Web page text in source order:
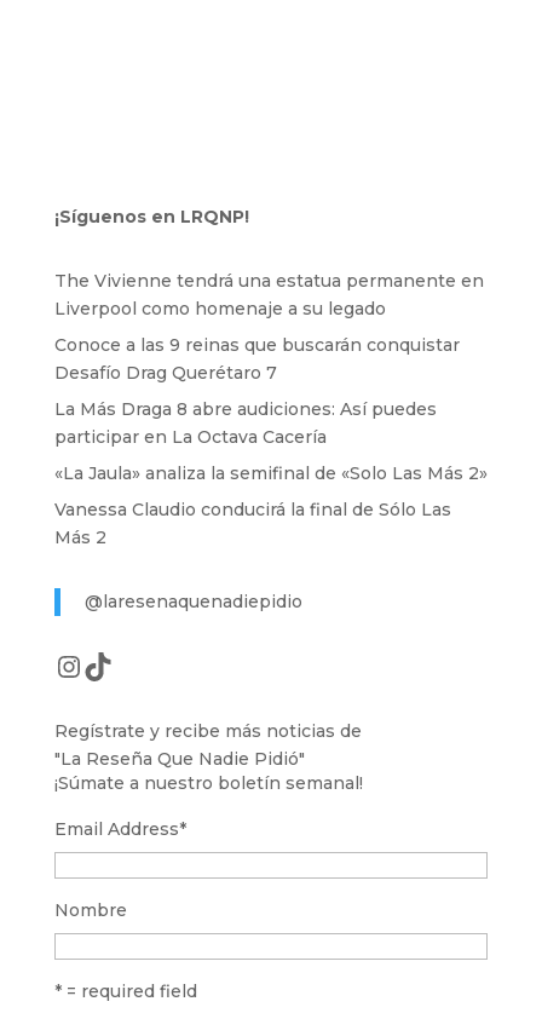
¡Síguenos en LRQNP!
The Vivienne tendrá una estatua permanente en
Liverpool como homenaje a su legado
Conoce a las 9 reinas que buscarán conquistar
Desafío Drag Querétaro 7
La Más Draga 8 abre audiciones: Así puedes
participar en La Octava Cacería
«La Jaula» analiza la semifinal de «Solo Las Más 2»
Vanessa Claudio conducirá la final de Sólo Las
Más 2
@laresenaquenadiepidio
Instagram
TikTok
Regístrate y recibe más noticias de
"La Reseña Que Nadie Pidió"
¡Súmate a nuestro boletín semanal!
Email Address*
Nombre
* = required field